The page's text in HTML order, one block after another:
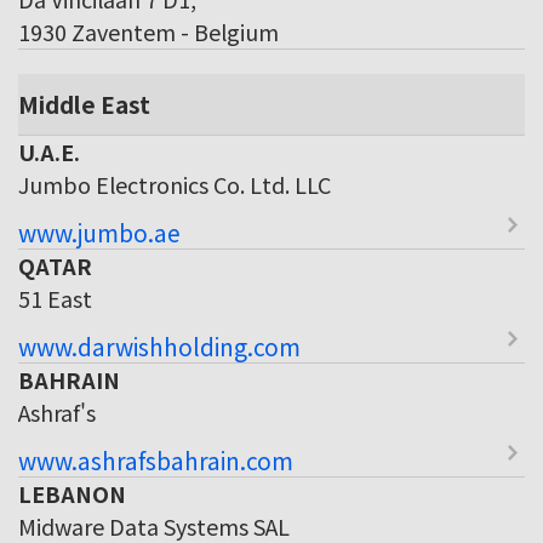
1930 Zaventem - Belgium
Middle East
U.A.E.
Jumbo Electronics Co. Ltd. LLC
www.jumbo.ae
QATAR
51 East
www.darwishholding.com
BAHRAIN
Ashraf's
www.ashrafsbahrain.com
LEBANON
Midware Data Systems SAL